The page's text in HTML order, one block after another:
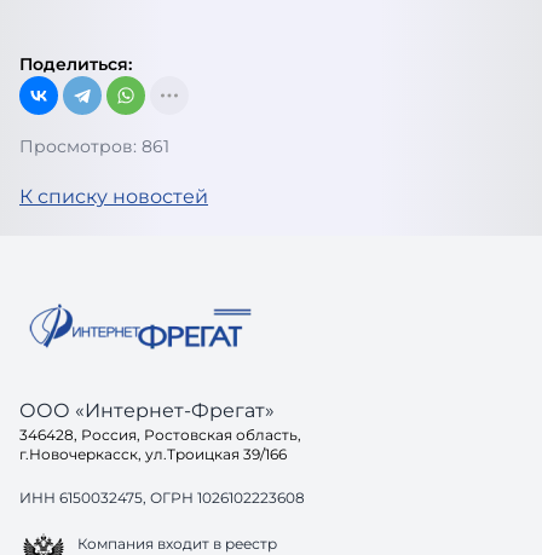
Поделиться:
Просмотров: 861
К списку новостей
ООО «Интернет-Фрегат»
346428, Россия, Ростовская область,
г.Новочеркасск, ул.Троицкая 39/166
ИНН 6150032475, ОГРН 1026102223608
Компания входит в реестр